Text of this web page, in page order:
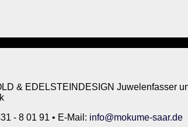
& EDELSTEINDESIGN Juwelenfasser
- 8 01 91 • E-Mail: info@mokume-saar.de